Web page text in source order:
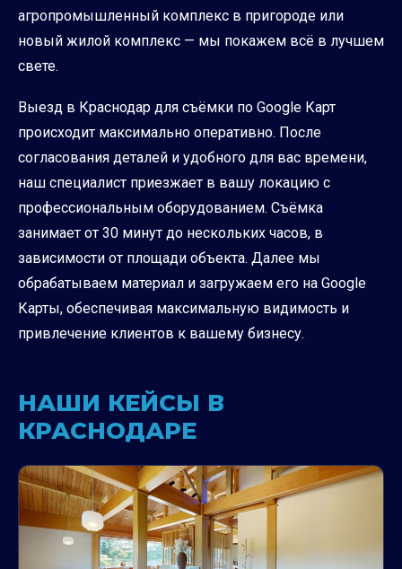
агропромышленный комплекс в пригороде или
новый жилой комплекс — мы покажем всё в лучшем
свете.
Выезд в Краснодар для съёмки по Google Карт
происходит максимально оперативно. После
согласования деталей и удобного для вас времени,
наш специалист приезжает в вашу локацию с
профессиональным оборудованием. Съёмка
занимает от 30 минут до нескольких часов, в
зависимости от площади объекта. Далее мы
обрабатываем материал и загружаем его на Google
Карты, обеспечивая максимальную видимость и
привлечение клиентов к вашему бизнесу.
НАШИ КЕЙСЫ В
КРАСНОДАРЕ